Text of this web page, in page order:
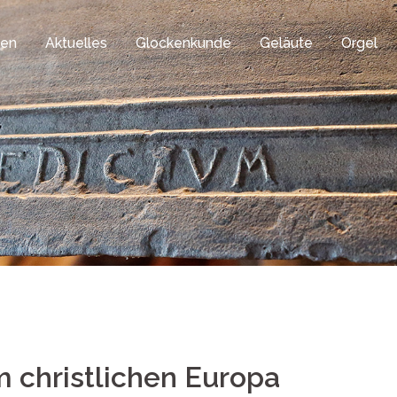
Aktuelles Glockenkunde Geläute Orgel
christlichen Europa